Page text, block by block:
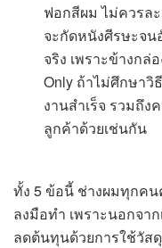
ฟอกสีผม ไม่ควรล
จะกัดหนังศีรษะจน
จริง เพราะข้างกล่
Only ถ้าไม่ศึกษาวิ
งานสำเร็จ รวมถึ
ลูกค้าด้วยเช่นกัน
ทั้ง 5 ข้อนี้ ช่างผมทุกค
ลงมือทำ เพราะนอกจาก
ลดต้นทุนด้วยการใช้วัส